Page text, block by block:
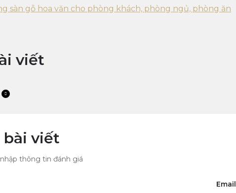
sàn gỗ hoa văn cho phòng khách, phòng ngủ, phòng ăn
viết
viết
thông tin đánh giá
Email